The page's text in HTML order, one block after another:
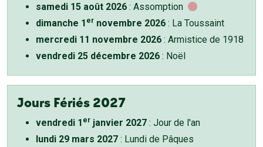
samedi 15 août 2026 : Assomption
dimanche 1 er novembre 2026 : La Toussaint
mercredi 11 novembre 2026 : Armistice de 1918
vendredi 25 décembre 2026 : Noël
Jours Fériés 2027
vendredi 1 er janvier 2027 : Jour de l'an
lundi 29 mars 2027 : Lundi de Pâques